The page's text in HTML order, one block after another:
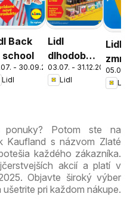
Back
school
- 30.09.2026
Lidl
Lidl
dlhodobo
zlacnené
03.07. - 31.12.2026
Lidl
Lidl
05.05.
Lidl
ponuky? Potom ste na
Kaufland s názvom Zlaté
každého zákazníka.
akcií a platí v
Objavte široký výber
pri každom nákupe.